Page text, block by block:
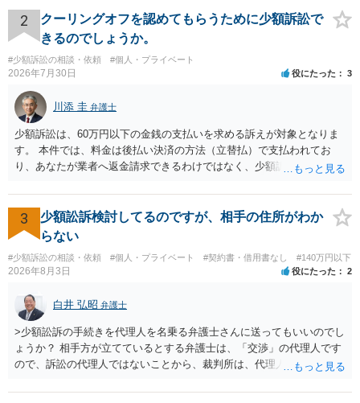
し、やむを得ず、返還金23万円及びこれに対する遅延損害金の支払い
を求める民事訴訟、支払督促その他必要な法的手続を直ちに講じま
す。 その際には、訴訟に要する費用その他法令上認められる金員につ
いても併せて請求する予定ですので、あらかじめ申し添えます。 本件
は、貴殿自らが契約を解約したことによって生じた返還義務の履行を
求めるものにすぎません。貴殿の仕入先との取引関係や返金時期など
の内部事情は、私に対する返還義務の発生や履行時期には何ら影響を
及ぼすものではありません。 これ以上、本件の解決を不必要に遅延さ
せることなく、誠意をもって速やかに返金手続を履行されるよう、強
く求めます。 以上
2
クーリングオフを認めてもらうために少額訴訟で
きるのでしょうか。
#少額訴訟の相談・依頼 #個人・プライベート
2026年7月30日 役にたった 3
川添 圭 弁護士
少額訴訟は、60万円以下の金銭の支払いを求める訴えが対象となりま
す。 本件では、料金は後払い決済の方法（立替払）で支払われてお
り、あなたが業者へ返金請求できるわけではなく、少額訴訟は使えな
在確認請求訴訟を提起することも考えられますが、まずは後払い決済
業者へ（原契約のクーリング・オフの証拠の写しとともに）支払拒絶
の通知書を送り、もし訴訟や支払督促を行ってきた場合には全面的に
争う、というやり方がベターではないかと思います。弁護士会の相談
センター等で、消費者問題に強い弁護士（消費者保護委員会に所属し
ているなど）へ相談されることをお勧めします。
3
少額訟訴検討してるのですが、相手の住所がわか
らない
#少額訴訟の相談・依頼 #個人・プライベート #契約書・借用書なし #140万円以下
2026年8月3日 役にたった 2
白井 弘昭 弁護士
>少額訟訴の手続きを代理人を名乗る弁護士さんに送ってもいいのでし
ょうか？ 相手方が立てているとする弁護士は、「交渉」の代理人です
ので、訴訟の代理人ではないことから、裁判所は、代理人宛ての訴状
ている場合は、相手方（被告）の住所で訴状を作成提出し、裁判所に